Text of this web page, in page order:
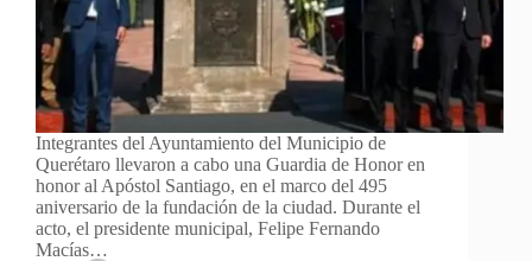
Integrantes del Ayuntamiento del Municipio de
Querétaro llevaron a cabo una Guardia de Honor en
honor al Apóstol Santiago, en el marco del 495
aniversario de la fundación de la ciudad. Durante el
acto, el presidente municipal, Felipe Fernando
Macías…